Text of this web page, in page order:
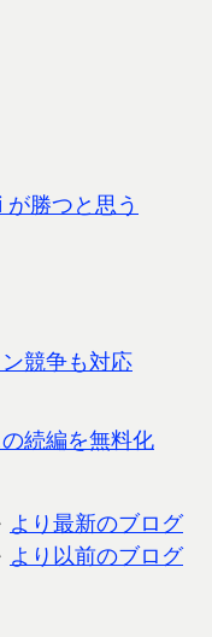
勝つと思う
競争も対応
続編を無料化
より最新のブログ
より以前のブログ